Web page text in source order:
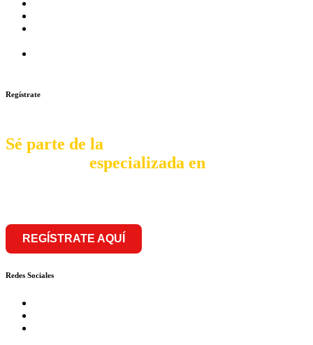
Regístrate
Sé parte de la
especializada en
REGÍSTRATE AQUÍ
Redes Sociales